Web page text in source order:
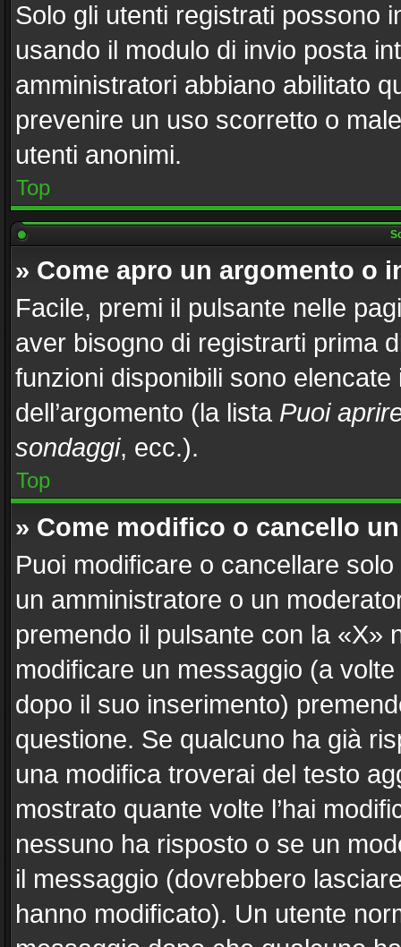
Solo gli utenti registrati possono
usando il modulo di invio posta
amministratori abbiano abilitato
prevenire un uso scorretto o
utenti anonimi.
Top
» Come apro un argomento o
Facile, premi il pulsante nelle
aver bisogno di registrarti prima
funzioni disponibili sono
dell’argomento (la lista Puoi
sondaggi, ecc.).
Top
» Come modifico o cancello
Puoi modificare o cancellare
un amministratore o un
premendo il pulsante con la «X»
modificare un messaggio (a
dopo il suo inserimento)
questione. Se qualcuno ha già
una modifica troverai del testo
mostrato quante volte l’hai
nessuno ha risposto o se un
il messaggio (dovrebbero
hanno modificato). Un utente